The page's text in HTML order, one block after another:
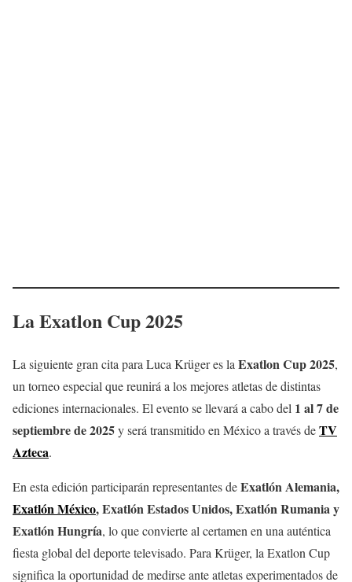
La Exatlon Cup 2025
La siguiente gran cita para Luca Krüger es la Exatlon Cup 2025,
un torneo especial que reunirá a los mejores atletas de distintas
ediciones internacionales. El evento se llevará a cabo del 1 al 7 de
septiembre de 2025y será transmitido en México a través deTV
Azteca.
En esta edición participarán representantes deExatlón Alemania,
Exatlón México,ExatlónEstados Unidos,ExatlónRumania y
ExatlónHungría, lo que convierte al certamen en una auténtica
fiesta global del deporte televisado. Para Krüger, la Exatlon Cup
significa la oportunidad de medirse ante atletas experimentados de